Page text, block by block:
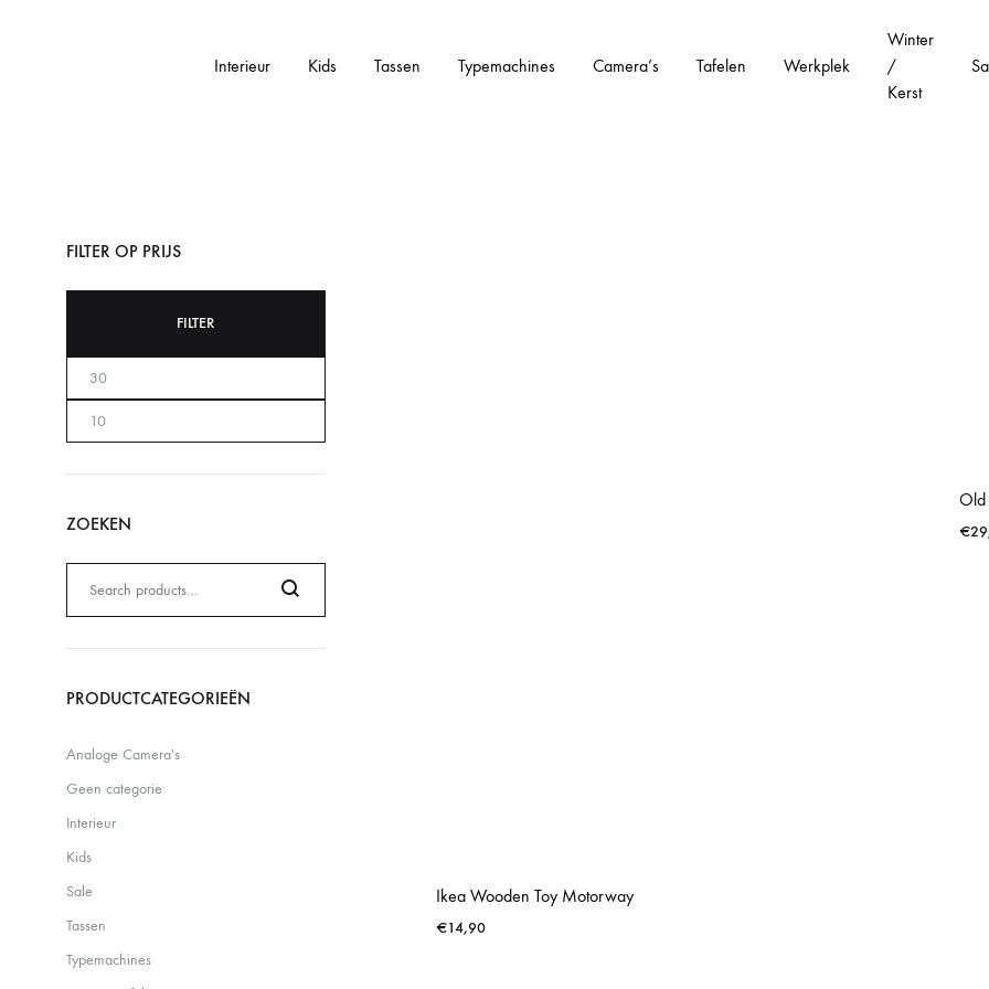
Interieur Kids Tassen Typemachines Camera’s Tafelen Werkplek
Winter
/
Kerst
Ikea Wooden Toy Motorway
€14,90
€
FILTER OP PRIJS
FILTER
ZOEKEN
naar:
Search
PRODUCTCATEGORIEËN
Analoge Camera's
Geen categorie
Interieur
Kids
Sale
Tassen
Typemachines